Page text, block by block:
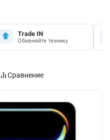
Trade IN
Обменяйте технику
Сравнение